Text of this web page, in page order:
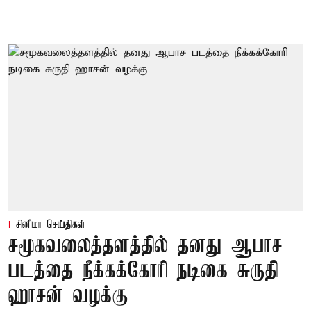
சினிமா செய்திகள்
சமூகவலைத்தளத்தில் தனது ஆபாச
படத்தை நீக்கக்கோரி நடிகை சுருதி
ஹாசன் வழக்கு